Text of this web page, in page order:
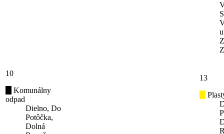
10
Komunálny
odpad
Dielno, Do
Potôčka,
Dolná
13